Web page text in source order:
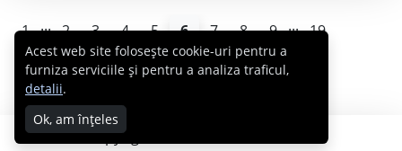
1 ... 2 3 4 5 6 7 8 9 ... 19
Copyright © 2007 - 2026 Cabral.ro
Acest web site folosește cookie-uri pentru a
furniza serviciile și pentru a analiza traficul,
detalii.
Ok, am înțeles